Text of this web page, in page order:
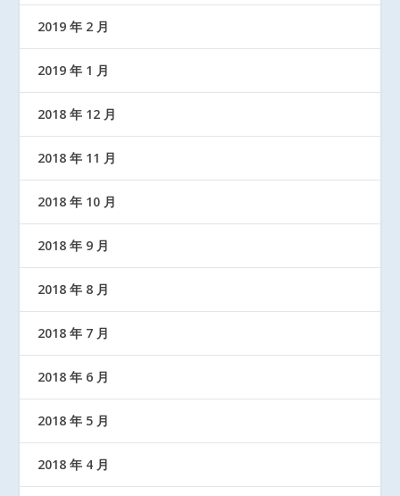
2019 年 2 月
2019 年 1 月
2018 年 12 月
2018 年 11 月
2018 年 10 月
2018 年 9 月
2018 年 8 月
2018 年 7 月
2018 年 6 月
2018 年 5 月
2018 年 4 月